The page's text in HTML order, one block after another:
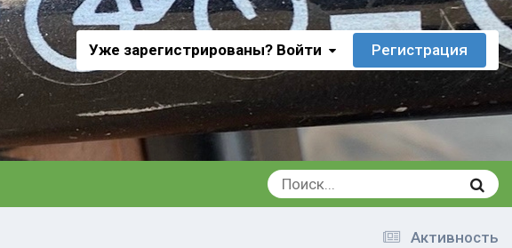
Уже зарегистрированы? Войти Регистрация
Активность